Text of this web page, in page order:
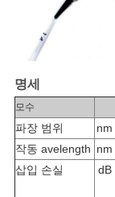
명세
모수
파장 범위
nm
작동 avelength nm
삽입 손실
dB